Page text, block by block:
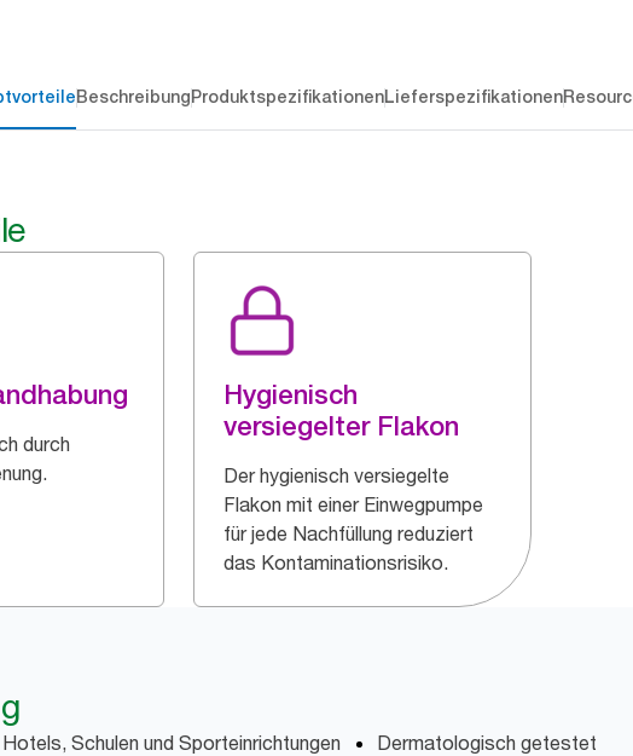
BeschreibungProduktspezifikationenLieferspezifikationen
durch
Hygienisch
versiegelter Flakon
Der hygienisch versiegelte
Flakon mit einer Einwegpumpe
für jede Nachfüllung reduziert
das Kontaminationsrisiko.
Schulen und Sporteinrichtungen
Dermatologisch getestet